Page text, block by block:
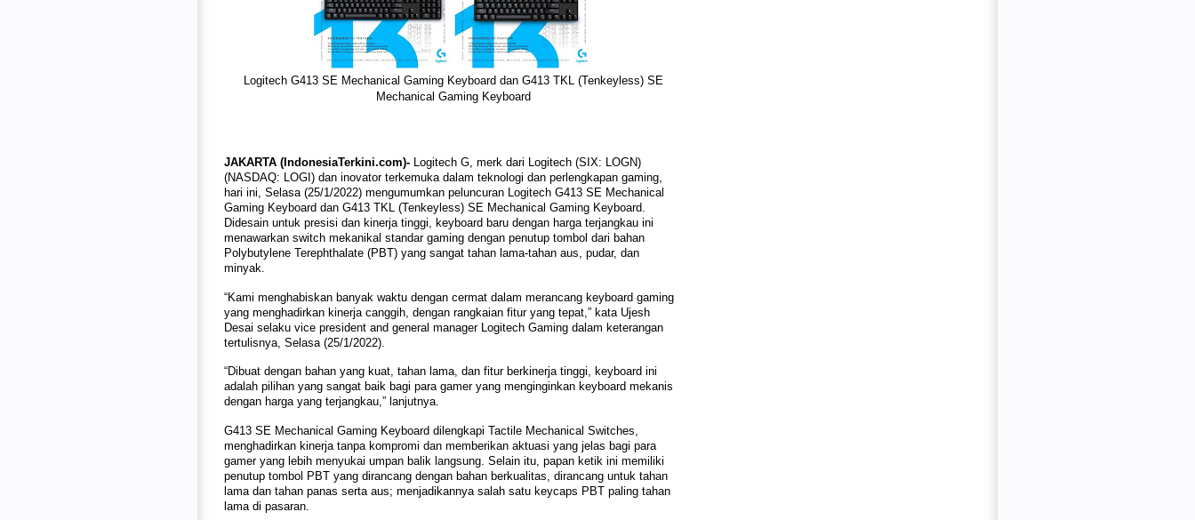
Logitech G413 SE Mechanical Gaming Keyboard dan G413 TKL (Tenkeyless) SE
Mechanical Gaming Keyboard
JAKARTA (IndonesiaTerkini.com)- Logitech G, merk dari Logitech (SIX: LOGN)
(NASDAQ: LOGI) dan inovator terkemuka dalam teknologi dan perlengkapan gaming,
hari ini, Selasa (25/1/2022) mengumumkan peluncuran Logitech G413 SE Mechanical
Gaming Keyboard dan G413 TKL (Tenkeyless) SE Mechanical Gaming Keyboard.
Didesain untuk presisi dan kinerja tinggi, keyboard baru dengan harga terjangkau ini
menawarkan switch mekanikal standar gaming dengan penutup tombol dari bahan
Polybutylene Terephthalate (PBT) yang sangat tahan lama-tahan aus, pudar, dan
minyak.
“Kami menghabiskan banyak waktu dengan cermat dalam merancang keyboard gaming
yang menghadirkan kinerja canggih, dengan rangkaian fitur yang tepat,” kata Ujesh
Desai selaku vice president and general manager Logitech Gaming dalam keterangan
tertulisnya, Selasa (25/1/2022).
“Dibuat dengan bahan yang kuat, tahan lama, dan fitur berkinerja tinggi, keyboard ini
adalah pilihan yang sangat baik bagi para gamer yang menginginkan keyboard mekanis
dengan harga yang terjangkau,” lanjutnya.
G413 SE Mechanical Gaming Keyboard dilengkapi Tactile Mechanical Switches,
menghadirkan kinerja tanpa kompromi dan memberikan aktuasi yang jelas bagi para
gamer yang lebih menyukai umpan balik langsung. Selain itu, papan ketik ini memiliki
penutup tombol PBT yang dirancang dengan bahan berkualitas, dirancang untuk tahan
lama dan tahan panas serta aus; menjadikannya salah satu keycaps PBT paling tahan
lama di pasaran.